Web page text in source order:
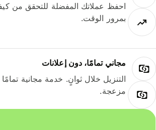
احفظ عملاتك المفضلة للتحقق من
بمرور الوقت.
مجاني تمامًا، دون إعلانات
التنزيل خلال ثوانٍ. خدمة مجانية تمامًا
مزعجة.